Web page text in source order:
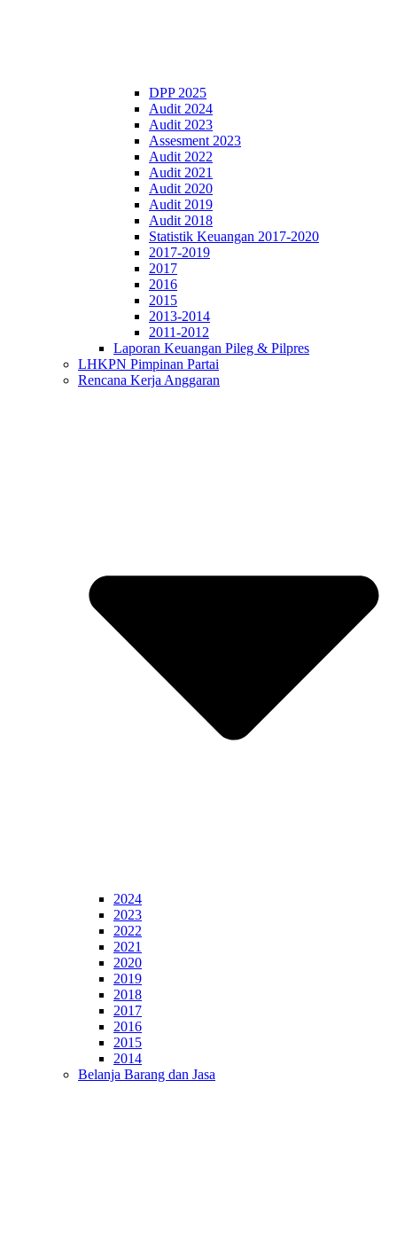
DPP 2025
Audit 2024
Audit 2023
Assesment 2023
Audit 2022
Audit 2021
Audit 2020
Audit 2019
Audit 2018
Statistik Keuangan 2017-2020
2017-2019
2017
2016
2015
2013-2014
2011-2012
Laporan Keuangan Pileg & Pilpres
LHKPN Pimpinan Partai
Rencana Kerja Anggaran
2024
2023
2022
2021
2020
2019
2018
2017
2016
2015
2014
Belanja Barang dan Jasa